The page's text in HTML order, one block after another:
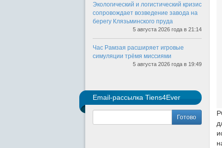
Экологический и логистический кризис
сопровождает возведение завода на
берегу Клязьминского пруда
5 августа 2026 года в 21:14
Час Рамзая расширяет игровые
симуляции трёмя миссиями
5 августа 2026 года в 19:49
Email-рассылка Tiens4Ever
Готово